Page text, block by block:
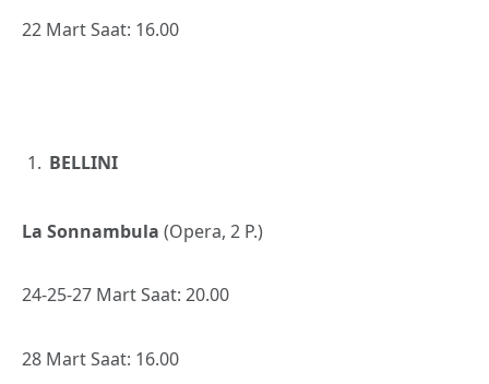
22 Mart Saat: 16.00
BELLINI
La Sonnambula (Opera, 2 P.)
24-25-27 Mart Saat: 20.00
28 Mart Saat: 16.00